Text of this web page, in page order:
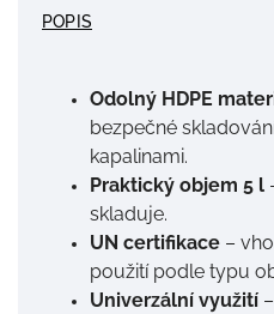
POPIS
Odolný HDPE
bezpečné
kapalinami.
Praktický objem 5 l
skladuje.
UN certifikace –
použití podle typu
Univerzální využití